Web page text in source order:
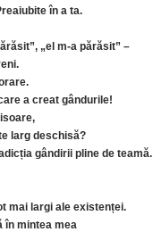
în a ta.
„el m-a părăsit” –
a creat gândurile!
larg deschisă?
gândirii pline de teamă.
mai largi ale existenței.
în mintea mea